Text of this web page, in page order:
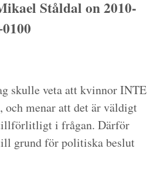
Ståldal on 2010-
skulle veta att kvinnor INTE
menar att det är väldigt
i frågan. Därför
grund för politiska beslut